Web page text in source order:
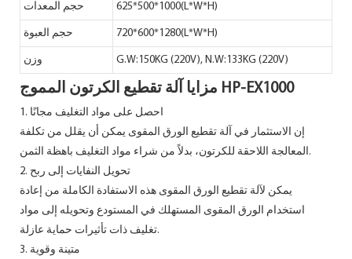
حجم المعدات 625*500*1000(L*W*H)
حجم العبوة 720*600*1280(L*W*H)
وزن G.W:150KG (220V), N.W:133KG (220V)
مزايا آلة تقطيع الكرتون المموج HP-EX1000
1. احصل على مواد التغليف مجانًا
إن الاستثمار في آلة تقطيع الورق المقوى يمكن أن يقلل من تكلفة
المعالجة اللاحقة للكرتون، بدلاً من شراء مواد التغليف باهظة الثمن.
2. تحويل النفايات إلى ربح
يمكن لآلة تقطيع الورق المقوى هذه الاستفادة الكاملة من إعادة
استخدام الورق المقوى المستهلك في المستودع وتحويله إلى مواد
تغليف ذات تأثيرات حماية عازلة.
3. متينة وقوية